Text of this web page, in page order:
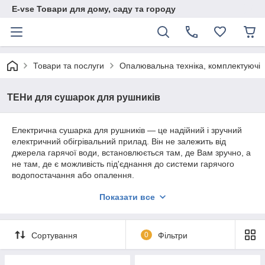
E-vse Товари для дому, саду та городу
Товари та послуги Опалювальна техніка, комплектуючі
ТЕНи для сушарок для рушників
Електрична сушарка для рушників — це надійний і зручний
електричний обігрівальний прилад. Він не залежить від
джерела гарячої води, встановлюється там, де Вам зручно, а
не там, де є можливість під'єднання до системи гарячого
водопостачання або опалення.
деталь. ТЕН зазвичай обладнується терморегулятором із
забезпечення оптимального рівня енергоспоживання. Датчик
температури дає змогу автоматично вмикати та вимикати
Показати все
Сортування 0 Фільтри